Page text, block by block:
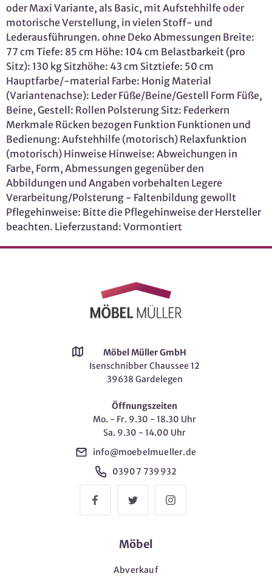
oder Maxi Variante, als Basic, mit Aufstehhilfe oder
motorische Verstellung, in vielen Stoff- und
Lederausführungen. ohne Deko Abmessungen Breite:
77 cm Tiefe: 85 cm Höhe: 104 cm Belastbarkeit (pro
Sitz): 130 kg Sitzhöhe: 43 cm Sitztiefe: 50 cm
Hauptfarbe/-material Farbe: Honig Material
(Variantenachse): Leder Füße/Beine/Gestell Form Füße,
Beine, Gestell: Rollen Polsterung Sitz: Federkern
Merkmale Rücken bezogen Funktion Funktionen und
Bedienung: Aufstehhilfe (motorisch) Relaxfunktion
(motorisch) Hinweise Hinweise: Abweichungen in
Farbe, Form, Abmessungen gegenüber den
Abbildungen und Angaben vorbehalten Legere
Verarbeitung/Polsterung - Faltenbildung gewollt
Pflegehinweise: Bitte die Pflegehinweise der Hersteller
beachten. Lieferzustand: Vormontiert
Möbel Müller GmbH
Isenschnibber Chaussee 12
39638 Gardelegen
Öffnungszeiten
Mo. - Fr. 9.30 - 18.30 Uhr
Sa. 9.30 - 14.00 Uhr
info@moebelmueller.de
03907 739932
Möbel
Abverkauf